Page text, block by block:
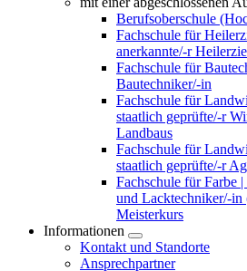
Berufsoberschule
Fachschule für
anerkannte/-r
Fachschule für
Bautechniker/-in
Fachschule für
staatlich geprüfte/-r
Landbaus
Fachschule für
staatlich geprüfte/-r
Fachschule für Farbe
und Lacktechniker/-in
Meisterkurs
Informationen
Kontakt und Standorte
Ansprechpartner